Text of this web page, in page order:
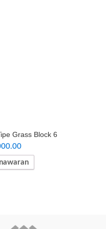
Grass Block 6